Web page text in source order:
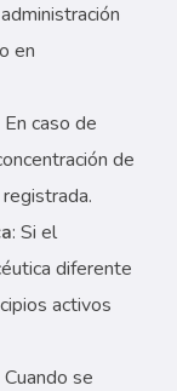
en
En caso de
de
: Si el
diferente
activos
Cuando se